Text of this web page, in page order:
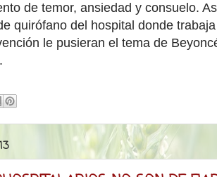
de temor, ansiedad y consuelo.
quirófano del hospital donde
le pusieran el tema de